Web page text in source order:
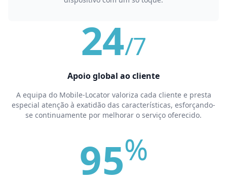
24/7
Apoio global ao cliente
A equipa do Mobile-Locator valoriza cada cliente e presta
especial atenção à exatidão das características, esforçando-
se continuamente por melhorar o serviço oferecido.
95%